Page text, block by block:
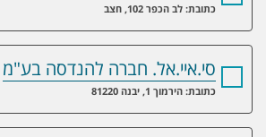
כתובת: לב הכפר 102, חצב
סי.איי.אל. חברה להנדסה בע"מ
כתובת: הירמוך 1, יבנה 81220